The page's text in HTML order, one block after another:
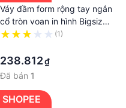
Váy đầm form rộng tay ngắn
cổ tròn voan in hình Bigsize
Đầm Trung Niên Sang Trọng
Cấp
(1)
238.812₫
Đã bán 1
SHOPEE